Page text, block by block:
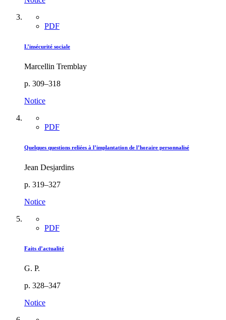
PDF
L’insécurité sociale
Marcellin Tremblay
p. 309–318
Notice
PDF
Quelques questions reliées à l’implantation de l’horaire personnalisé
Jean Desjardins
p. 319–327
Notice
PDF
Faits d’actualité
G. P.
p. 328–347
Notice